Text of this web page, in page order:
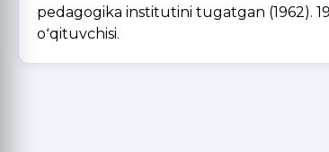
pedagogika institutini tugatgan (1962).
oʻqituvchisi.